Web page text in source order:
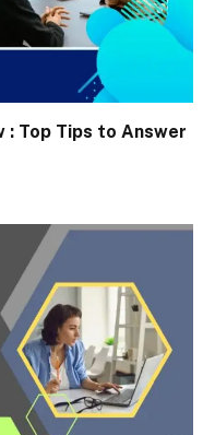
: Top Tips to Answer